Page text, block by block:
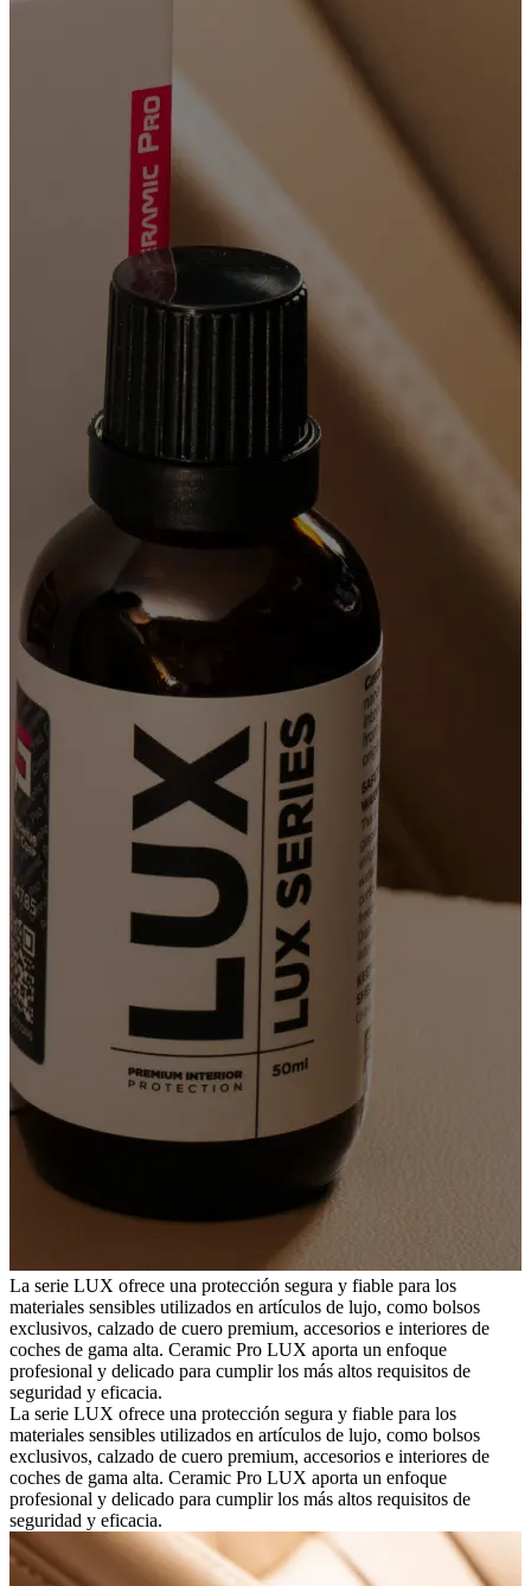
La serie LUX ofrece una protección segura y fiable para los
materiales sensibles utilizados en artículos de lujo, como bolsos
exclusivos, calzado de cuero premium, accesorios e interiores de
coches de gama alta. Ceramic Pro LUX aporta un enfoque
profesional y delicado para cumplir los más altos requisitos de
seguridad y eficacia.
La serie LUX ofrece una protección segura y fiable para los
materiales sensibles utilizados en artículos de lujo, como bolsos
exclusivos, calzado de cuero premium, accesorios e interiores de
coches de gama alta. Ceramic Pro LUX aporta un enfoque
profesional y delicado para cumplir los más altos requisitos de
seguridad y eficacia.